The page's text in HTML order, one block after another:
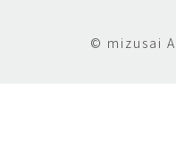
© mizusai